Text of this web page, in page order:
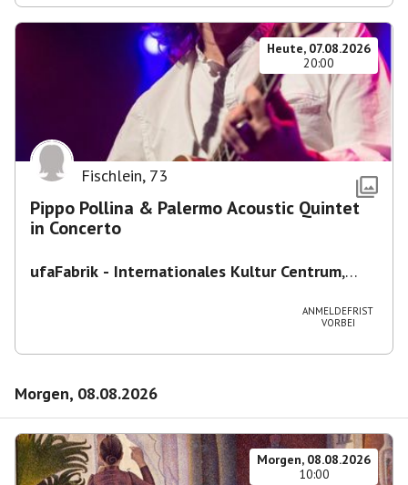
Heute, 07.08.2026
20:00
Fischlein, 73
Pippo Pollina & Palermo Acoustic Quintet
in Concerto
ufaFabrik - Internationales Kultur Centrum,
ANMELDEFRIST
VORBEI
Morgen, 08.08.2026
Morgen, 08.08.2026
10:00